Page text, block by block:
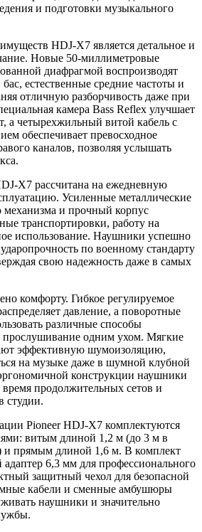
и подготовки музыкального
HDJ-X7 является детальное и
Новые 50-миллиметровые
диафрагмой воспроизводят
естественные средние частоты и
отличную разборчивость даже при
камера Bass Reflex улучшает
а четырехжильный витой кабель с
обеспечивает превосходное
каналов, позволяя услышать
X7 рассчитана на ежедневную
Усиленные металлические
механизма и прочный корпус
транспортировки, работу на
использование. Наушники успешно
по военному стандарту
свою надежность даже в самых
комфорту. Гибкое регулируемое
давление, а поворотные
различные способы
прослушивание одним ухом. Мягкие
эффективную шумоизоляцию,
на музыке даже в шумной клубной
конструкции наушники
продолжительных сетов и
студии.
Pioneer HDJ-X7 комплектуются
витым длиной 1,2 м (до 3 м в
и прямым длиной 1,6 м. В комплект
адаптер 6,3 мм для профессионального
защитный чехол для безопасной
кабели и сменные амбушюры
наушники и значительно